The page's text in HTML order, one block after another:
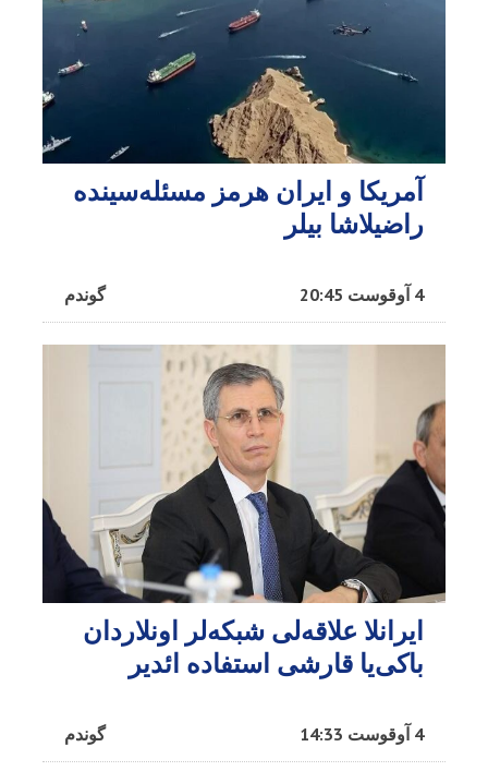
آمریکا و ایران هرمز مسئله‌سینده
راضیلاشا بیلر
گوندم 4 آوقوست 20:45
ایرانلا علاقه‌لی شبکه‌لر اونلاردان
باکی‌یا قارشی استفاده ائدیر
گوندم 4 آوقوست 14:33